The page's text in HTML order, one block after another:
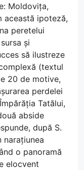
Moldovița,
această ipoteză,
peretelui
și
să ilustreze
(textul
20 de motive,
perdelei
Tatălui,
abside
după S.
narațiunea
o panoramă
elocvent